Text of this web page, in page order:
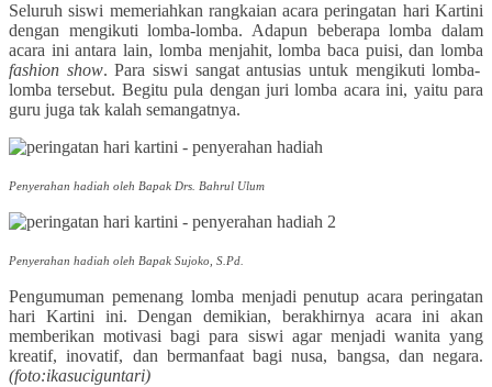
Seluruh siswi memeriahkan rangkaian acara peringatan hari Kartini
dengan mengikuti lomba-lomba. Adapun beberapa lomba dalam
acara ini antara lain, lomba menjahit, lomba baca puisi, dan lomba
fashion show. Para siswi sangat antusias untuk mengikuti lomba-
lomba tersebut. Begitu pula dengan juri lomba acara ini, yaitu para
guru juga tak kalah semangatnya.
Penyerahan hadiah oleh Bapak Drs. Bahrul Ulum
Penyerahan hadiah oleh Bapak Sujoko, S.Pd.
Pengumuman pemenang lomba menjadi penutup acara peringatan
hari Kartini ini. Dengan demikian, berakhirnya acara ini akan
memberikan motivasi bagi para siswi agar menjadi wanita yang
kreatif, inovatif, dan bermanfaat bagi nusa, bangsa, dan negara.
(foto:ikasuciguntari)